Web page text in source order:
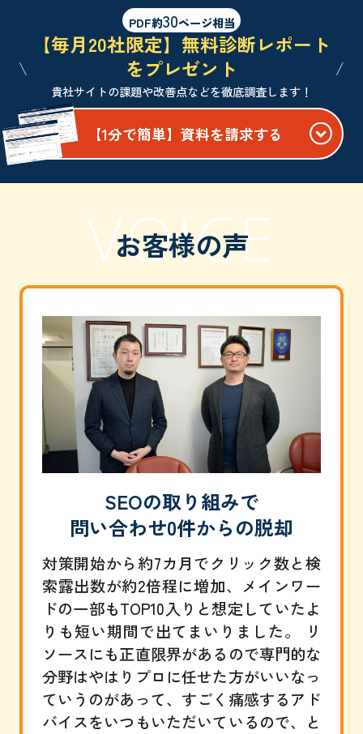
PDF約30ページ相当
【毎月20社限定】無料診断レポート
をプレゼント
貴社サイトの課題や改善点などを徹底調査します！
【1分で簡単】資料を請求する
" alt="">
VOICE
お客様の声
SEOの取り組みで
問い合わせ0件からの脱却
対策開始から約7カ月でクリック数と検
索露出数が約2倍程に増加、メインワー
ドの一部もTOP10入りと想定していたよ
りも短い期間で出てまいりました。 リ
ソースにも正直限界があるので専門的な
分野はやはりプロに任せた方がいいなっ
ていうのがあって、すごく痛感するアド
バイスをいつもいただいているので、と